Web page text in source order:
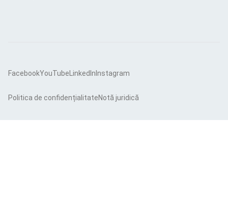
FacebookYouTube LinkedIn Instagram
Politica de confidențialitateNotă juridică